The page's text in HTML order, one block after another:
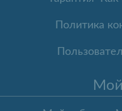
Политика